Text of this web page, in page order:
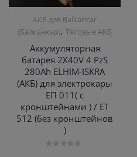
АКБ для Balkanсar
(Балканкар),Тяговые АКБ
Аккумуляторная
батарея 2X40V 4 PzS
280Ah ELHIM-ISKRA
(АКБ) для электрокары
ЕП 011( с
кронштейнами ) / ЕТ
512 (без кронштейнов
)